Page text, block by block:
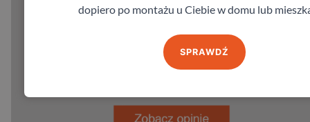
dopiero po montażu u Ciebie w domu lub
SPRAWDŹ